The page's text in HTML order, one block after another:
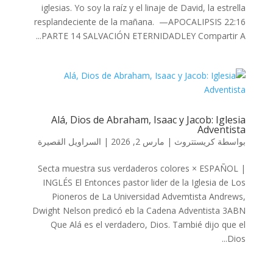
iglesias. Yo soy la raíz y el linaje de David, la estrella
resplandeciente de la mañana. —APOCALIPSIS 22:16
PARTE 14 SALVACIÓN ETERNIDADLEY Compartir A...
Alá, Dios de Abraham, Isaac y Jacob: Iglesia
Adventista
بواسطة كريستتروث | مارس 2, 2026 | السراويل القصيرة
Secta muestra sus verdaderos colores × ESPAÑOL |
INGLÉS El Entonces pastor lider de la Iglesia de Los
Pioneros de La Universidad Advemtista Andrews,
Dwight Nelson predicó eb la Cadena Adventista 3ABN
Que Alá es el verdadero, Dios. Tambié dijo que el
Dios...